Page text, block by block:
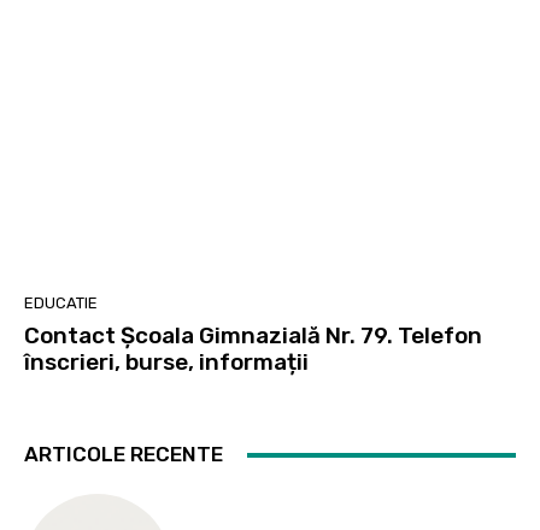
EDUCATIE
Contact Școala Gimnazială Nr. 79. Telefon
înscrieri, burse, informații
ARTICOLE RECENTE